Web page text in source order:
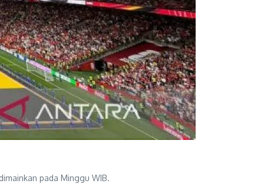
pada Minggu WIB.